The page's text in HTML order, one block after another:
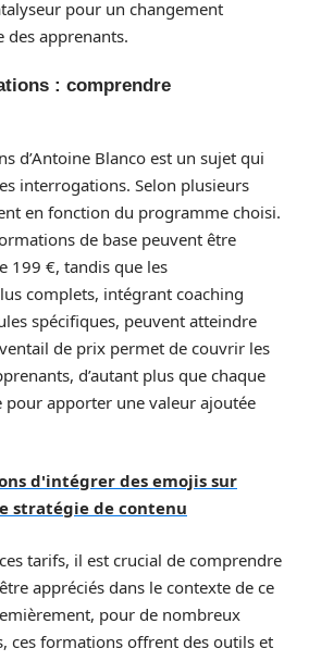
pour un changement
des apprenants.
: comprendre
d’Antoine Blanco est un sujet qui
interrogations. Selon plusieurs
en fonction du programme choisi.
de base peuvent être
199 €, tandis que les
complets, intégrant coaching
spécifiques, peuvent atteindre
de prix permet de couvrir les
d’autant plus que chaque
apporter une valeur ajoutée
d'intégrer des emojis sur
stratégie de contenu
tarifs, il est crucial de comprendre
appréciés dans le contexte de ce
pour de nombreux
ces formations offrent des outils et